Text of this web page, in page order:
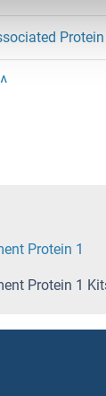
1 Kits ELISA
Protein 1 Kits
Protein 1
Protein 1